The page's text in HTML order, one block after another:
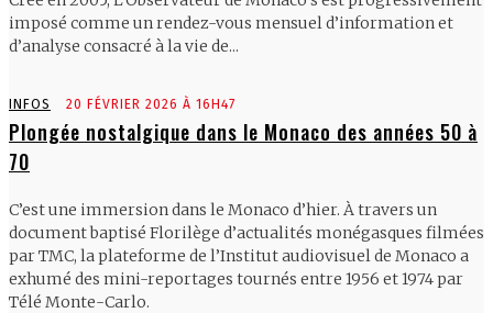
imposé comme un rendez-vous mensuel d’information et
d’analyse consacré à la vie de...
INFOS 20 FÉVRIER 2026 À 16H47
Plongée nostalgique dans le Monaco des années 50 à
70
C’est une immersion dans le Monaco d’hier. À travers un
document baptisé Florilège d’actualités monégasques filmées
par TMC, la plateforme de l’Institut audiovisuel de Monaco a
exhumé des mini-reportages tournés entre 1956 et 1974 par
Télé Monte-Carlo.